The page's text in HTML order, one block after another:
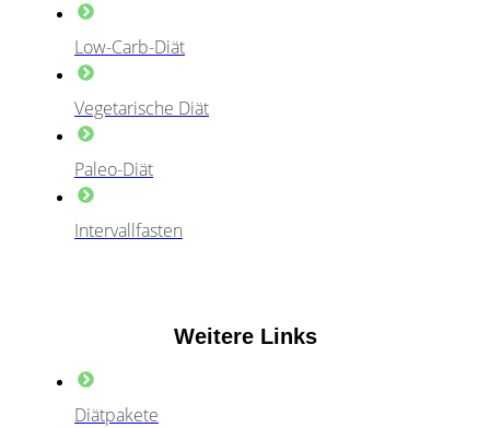
Low-Carb-Diät
Vegetarische Diät
Paleo-Diät
Intervallfasten
Weitere Links
Diätpakete